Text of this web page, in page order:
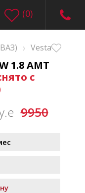
(0)
› Vesta
1.8 AMT
с
9950